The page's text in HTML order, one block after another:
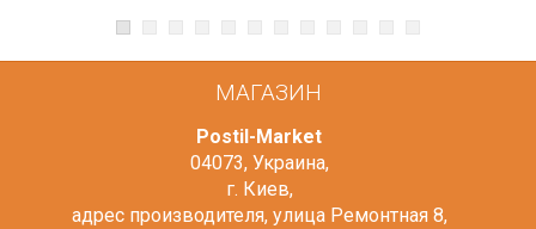
МАГАЗИН
Postil-Market
04073, Украина,
г. Киев,
адрес производителя, улица Ремонтная 8,